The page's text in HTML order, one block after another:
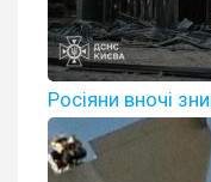
Росіяни вночі